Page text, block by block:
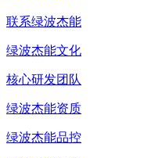
联系绿波杰能
绿波杰能文化
核心研发团队
绿波杰能资质
绿波杰能品控